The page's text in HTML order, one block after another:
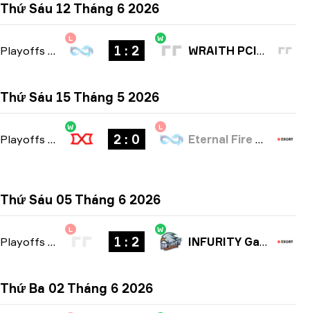
Thứ Sáu 12 Tháng 6 2026
Playoffs bo3
L
1 : 2
W
WRAITH PCIFIC
Thứ Sáu 15 Tháng 5 2026
Playoffs bo3
W
2 : 0
L
Eternal Fire Academy
Thứ Sáu 05 Tháng 6 2026
Playoffs
L
1 : 2
W
INFURITY Gaming
Thứ Ba 02 Tháng 6 2026